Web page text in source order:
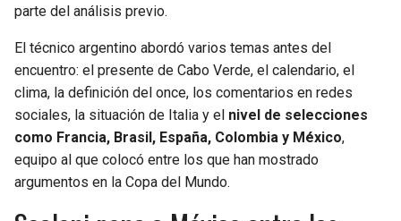
PACKERS
VIKINGS
FALCONS
TIMBERWOLVES
THUNDER
TRAIL BLAZERS
parte del análisis previo.
El técnico argentino abordó varios temas antes del
encuentro: el presente de Cabo Verde, el calendario, el
clima, la definición del once, los comentarios en redes
sociales, la situación de Italia y el nivel de selecciones
como Francia, Brasil, España, Colombia y México,
equipo al que colocó entre los que han mostrado
argumentos en la Copa del Mundo.